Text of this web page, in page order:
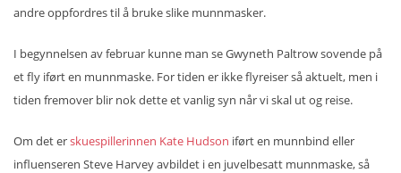
andre oppfordres til å bruke slike munnmasker.
I begynnelsen av februar kunne man se Gwyneth Paltrow sovende på
et fly iført en munnmaske. For tiden er ikke flyreiser så aktuelt, men i
tiden fremover blir nok dette et vanlig syn når vi skal ut og reise.
Om det erskuespillerinnen Kate Hudson iført en munnbind eller
influenseren Steve Harvey avbildet i en juvelbesatt munnmaske, så